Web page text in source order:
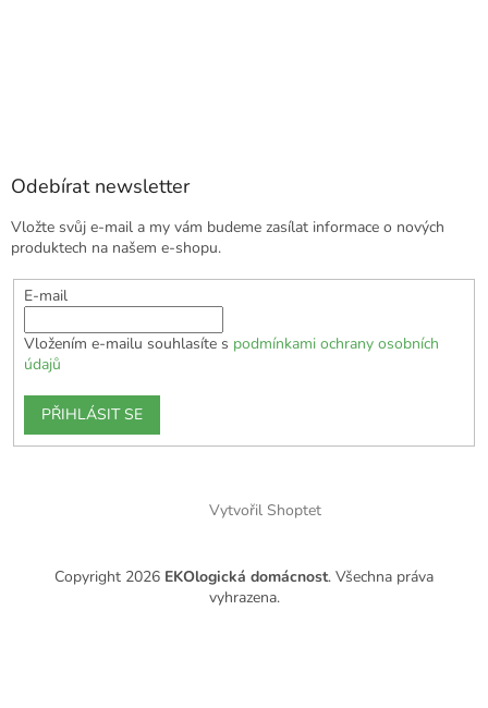
Odebírat newsletter
Vložte svůj e-mail a my vám budeme zasílat informace o nových
produktech na našem e-shopu.
E-mail
Vložením e-mailu souhlasíte s podmínkami ochrany osobních
údajů
PŘIHLÁSIT SE
Vytvořil Shoptet
Copyright 2026 EKOlogická domácnost. Všechna práva
vyhrazena.